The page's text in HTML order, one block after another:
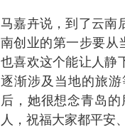
马嘉卉说，到了云南
南创业的第一步要从
也喜欢这个能让人静
逐渐涉及当地的旅
后，她很想念青岛
人，祝福大家都平安